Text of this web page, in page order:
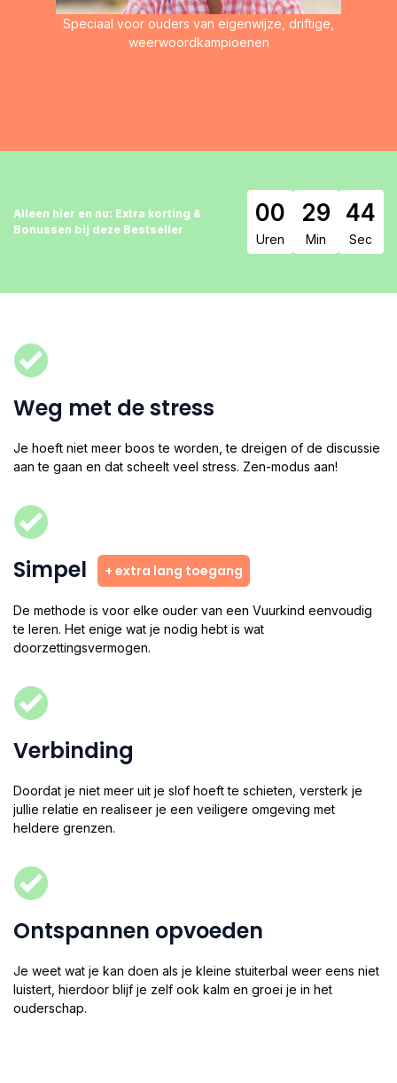
Speciaal voor ouders van eigenwijze, driftige,
weerwoordkampioenen
Alleen hier en nu: Extra korting &
Bonussen bij deze Bestseller
00
Uren
29
Min
42
Sec
Weg met de stress
Je hoeft niet meer boos te worden, te dreigen of de discussie
aan te gaan en dat scheelt veel stress. Zen-modus aan!
Simpel + extra lang toegang
De methode is voor elke ouder van een Vuurkind eenvoudig
te leren. Het enige wat je nodig hebt is wat
doorzettingsvermogen.
Verbinding
Doordat je niet meer uit je slof hoeft te schieten, versterk je
jullie relatie en realiseer je een veiligere omgeving met
heldere grenzen.
Ontspannen opvoeden
Je weet wat je kan doen als je kleine stuiterbal weer eens niet
luistert, hierdoor blijf je zelf ook kalm en groei je in het
ouderschap.